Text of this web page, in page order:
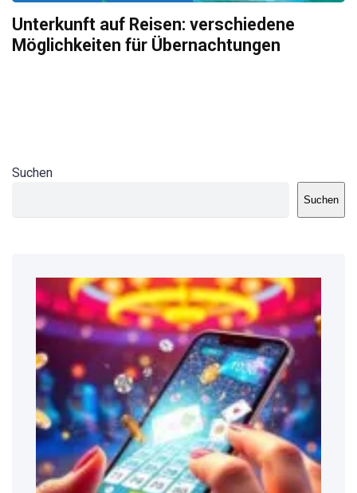
Unterkunft auf Reisen: verschiedene
Möglichkeiten für Übernachtungen
Suchen
Suchen